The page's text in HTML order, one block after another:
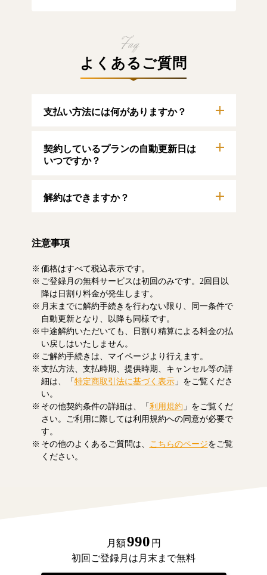
よくあるご質問
支払い方法には何がありますか？
す。
【クレジットカード】
契約しているプランの自動更新日は
いつですか？
ンのご利用期間は、マイページにてご確認い
解約はできますか？
事をお読みいただけます。なお、日割り清算
注意事項
価格はすべて税込表示です。
ご登録月の無料サービスは初回のみです。2回目以
降は日割り料金が発生します。
月末までに解約手続きを行わない限り、同一条件で
自動更新となり、以降も同様です。
中途解約いただいても、日割り精算による料金の払
い戻しはいたしません。
ご解約手続きは、マイページより行えます。
支払方法、支払時期、提供時期、キャンセル等の詳
細は、「特定商取引法に基づく表示」をご覧くださ
い。
その他契約条件の詳細は、「利用規約 」をご覧くだ
さい。ご利用に際しては利用規約への同意が必要で
す。
その他のよくあるご質問は、
こちらのページをご覧
ください。
月額990 円
初回ご登録月は月末まで無料